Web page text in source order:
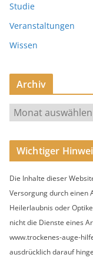
Studie
Veranstaltungen
Wissen
Archiv
c
v
Wichtiger
Die Inhalte dieser
Versorgung durch einen
Heilerlaubnis oder
nicht die Dienste eines
www.trockenes-auge-
ausdrücklich darauf